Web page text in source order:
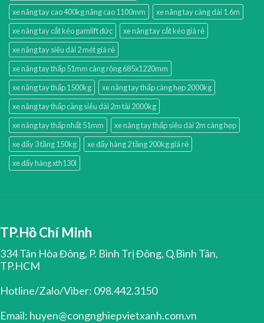
xe nâng tay cao 400kg nâng cao 1100mm
xe nâng tay càng dài 1.6m
xe nâng tay cắt kéo gamlift đức
xe nâng tay cắt kéo giá rẻ
xe nâng tay siêu dài 2 mét giá rẻ
xe nâng tay thấp 51mm càng rộng 685x1220mm
xe nâng tay thấp 1500kg
xe nâng tay thấp càng hẹp 2000kg
xe nâng tay thấp càng siêu dài 2m tải 2000kg
xe nâng tay thấp nhất 51mm
xe nâng tay thấp siêu dài 2m càng hẹp
xe đẩy 3 tầng 150kg
xe đẩy hàng 2 tầng 200kg giá rẻ
xe đẩy hàng xth130l
TP.Hồ Chí Minh
334 Tân Hòa Đông, P. Bình Trị Đông, Q.Bình Tân,
TP.HCM
Hotline/Zalo/Viber: 098.442.3150
Email: huyen@congnghiepvietxanh.com.vn